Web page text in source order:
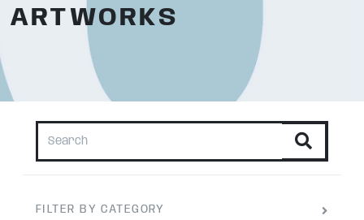
ARTWORKS
FILTER BY CATEGORY